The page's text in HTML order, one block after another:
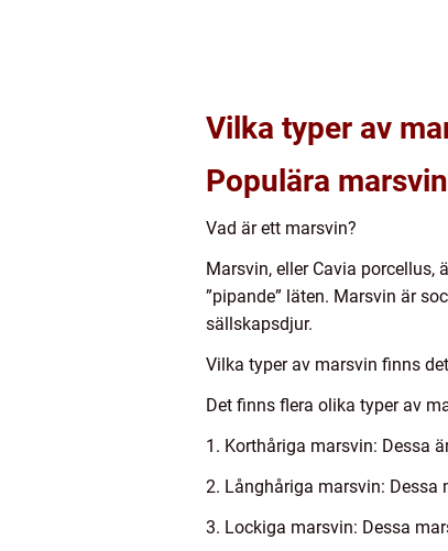
Vilka typer av
Populära
Vad är ett marsvin?
Marsvin, eller Cavia
”pipande” läten. Marsvin är
sällskapsdjur.
Vilka typer av marsvin finns
Det finns flera olika typer av
1. Korthåriga marsvin: Dessa
2. Långhåriga marsvin: Dessa
3. Lockiga marsvin: Dessa